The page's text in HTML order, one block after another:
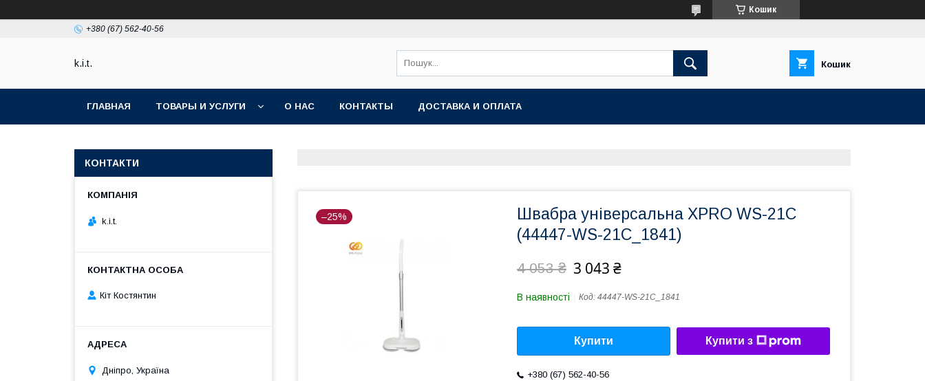
Кошик
+380 (67) 562-40-56
k.i.t. Кошик
ГЛАВНАЯ ТОВАРЫ И УСЛУГИ О НАС КОНТАКТЫ ДОСТАВКА И ОПЛАТА
–25%
Швабра універсальна XPRO WS-21C
(44447-WS-21C_1841)
4 053 ₴ 3 043 ₴
В наявності Код: 44447-WS-21C_1841
Купити Купити з
+380 (67) 562-40-56
КОНТАКТИ
k.i.t.
Кіт Костянтин
Дніпро, Україна